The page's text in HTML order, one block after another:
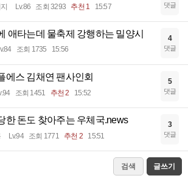
Lv.86 조회 3293 추천 1 15:57 댓글
애타는데 물축제 강행하는 밀양시
조회 1735 15:56
4
댓글
에스 김채연 팬사인회
조회 1451 추천 2 15:52
5
댓글
한 돈도 찾아주는 우체국.news
Lv.94 조회 1771 추천 2 15:51
3
댓글
검색 글쓰기